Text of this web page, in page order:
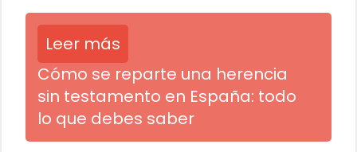
Leer más
Cómo se reparte una herencia
sin testamento en España: todo
lo que debes saber